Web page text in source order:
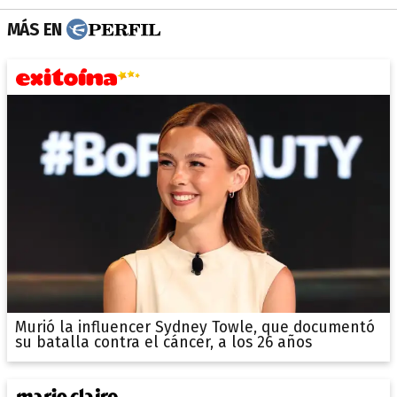
MÁS EN
Murió la influencer Sydney Towle, que documentó
su batalla contra el cáncer, a los 26 años